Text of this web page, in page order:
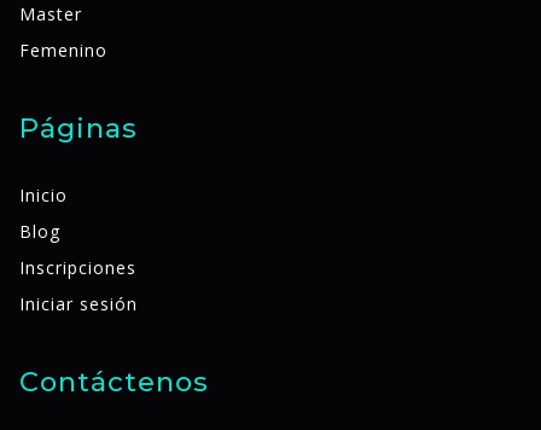
Master
Femenino
Páginas
Inicio
Blog
Inscripciones
Iniciar sesión
Contáctenos